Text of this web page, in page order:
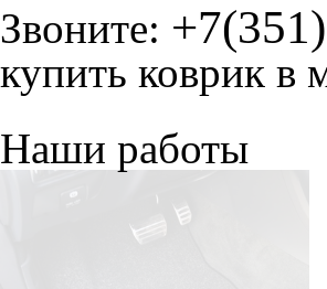
Звоните:
купить коврик в
Наши работы